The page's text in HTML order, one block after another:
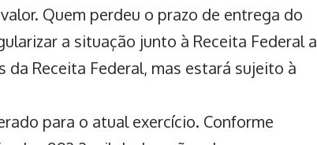
Quem perdeu o prazo de entrega do
a situação junto à Receita Federal a
da Receita Federal, mas estará sujeito à
para o atual exercício. Conforme